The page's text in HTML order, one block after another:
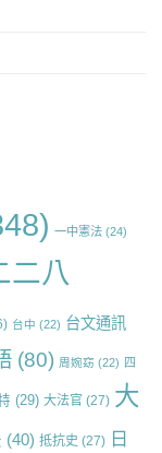
一中憲法 (24)
二八
台中 (22) 台文通訊
(80) 周婉窈 (22) 四
(29) 大法官 (27) 大
(40) 抵抗史 (27) 日